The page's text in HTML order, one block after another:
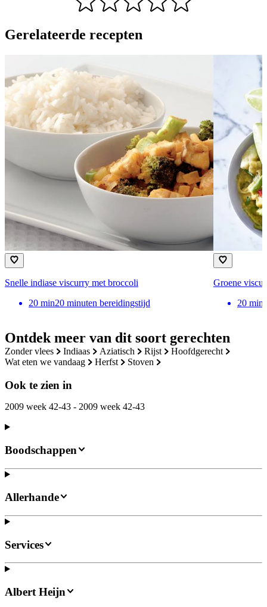
Ontdek meer van dit soort gerechten
zonder vlees indiaas aziatisch rijst
hoofdgerecht
wat eten we vandaag
herfst stoven
Ook te zien in
2009 week 42-43 - 2009 week 42-43
Gerelateerde recepten
Snelle indiase viscurry met broccoli
20 min20 minuten bereidingstijd
Groene
20 min
Boodschappen
Allerhande
Services
Albert Heijn